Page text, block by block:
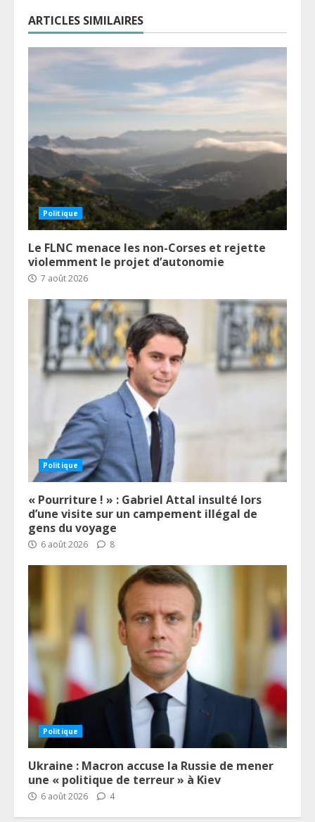
ARTICLES SIMILAIRES
Politique
Le FLNC menace les non-Corses et rejette
violemment le projet d’autonomie
7 août 2026
Politique
« Pourriture ! » : Gabriel Attal insulté lors
d’une visite sur un campement illégal de
gens du voyage
6 août 2026 8
Politique
Ukraine : Macron accuse la Russie de mener
une « politique de terreur » à Kiev
6 août 2026 4